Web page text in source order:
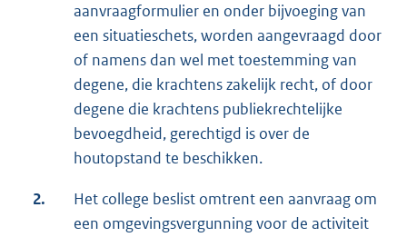
aanvraagformulier en onder bijvoeging van
een situatieschets, worden aangevraagd door
of namens dan wel met toestemming van
degene, die krachtens zakelijk recht, of door
degene die krachtens publiekrechtelijke
bevoegdheid, gerechtigd is over de
houtopstand te beschikken.
2.
Het college beslist omtrent een aanvraag om
een omgevingsvergunning voor de activiteit